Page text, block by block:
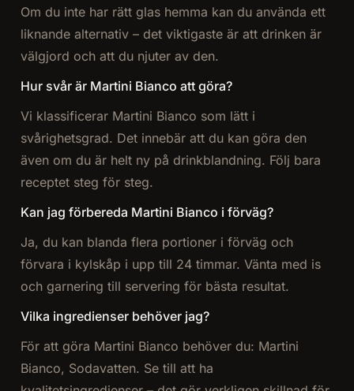
Om du inte har rätt glas hemma kan du använda ett
liknande alternativ – det viktigaste är att drinken är
välgjord och att du njuter av den.
Hur svår är Martini Bianco att göra?
Vi klassificerar Martini Bianco som lätt i
svårighetsgrad. Det innebär att du kan göra den
även om du är helt ny på drinkblandning. Följ bara
receptet steg för steg.
Kan jag förbereda Martini Bianco i förväg?
Ja, du kan blanda flera portioner i förväg och
förvara i kylskåp i upp till 24 timmar. Vänta med is
och garnering till servering för bästa resultat.
Vilka ingredienser behöver jag?
För att göra Martini Bianco behöver du: Martini
Bianco, Sodavatten. Se till att ha